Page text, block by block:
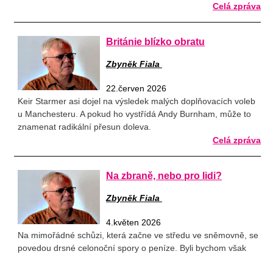
Celá zpráva
Británie blízko obratu
Zbyněk Fiala
22.červen 2026
Keir Starmer asi dojel na výsledek malých doplňovacích voleb
u Manchesteru. A pokud ho vystřídá Andy Burnham, může to
znamenat radikální přesun doleva.
Celá zpráva
Na zbraně, nebo pro lidi?
Zbyněk Fiala
4.květen 2026
Na mimořádné schůzi, která začne ve středu ve sněmovně, se
povedou drsné celonoční spory o peníze. Byli bychom však